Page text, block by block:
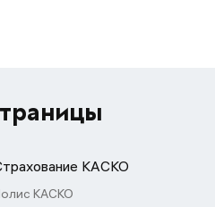
КАСКО
КАСКО